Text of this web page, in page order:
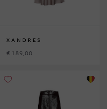
XANDRES
€ 189,00